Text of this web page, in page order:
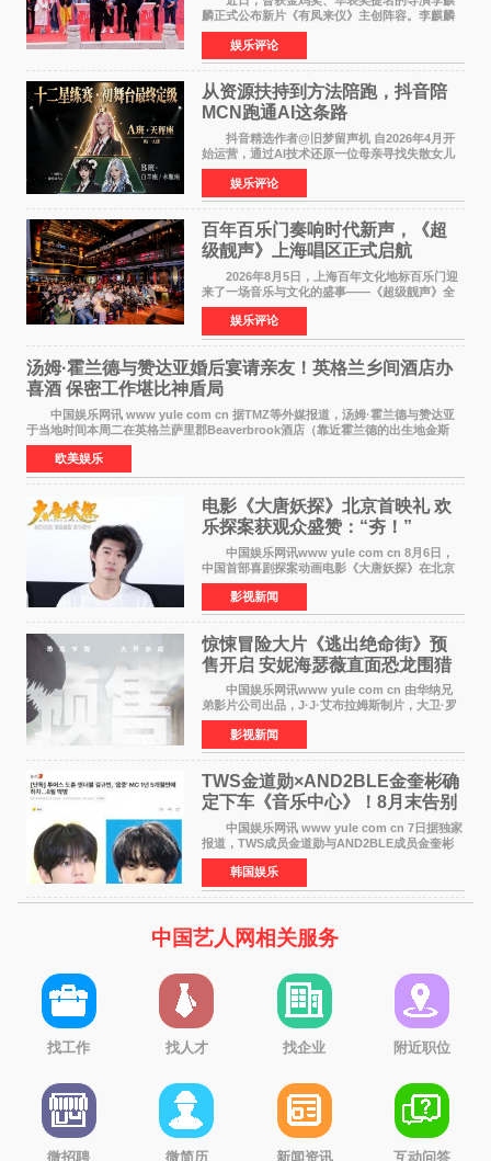
麟正式公布新片《有凤来仪》主创阵容。李麒麟
早年凭电影《华容道》获得金鸡奖、华表奖提
名，此后长期参与国内外电影制作，其担任制片
人参与的作品亦曾
娱乐评论
从资源扶持到方法陪跑，抖音陪
MCN跑通AI这条路
抖音精选作者@旧梦留声机 自2026年4月开
始运营，通过AI技术还原一位母亲寻找失散女儿
的故事，凭借强情感表达获得大量用户关注，发
布仅21小时便获得超1亿曝光、超1000万互动。
此后，账号持续沿
娱乐评论
百年百乐门奏响时代新声，《超
级靓声》上海唱区正式启航
2026年8月5日，上海百年文化地标百乐门迎
来了一场音乐与文化的盛事——《超级靓声》全
国励志音乐公益节目上海唱区新闻发布会暨启动
仪式在此隆重举行。各界领导、嘉宾与媒体朋友
齐聚一堂，共同
娱乐评论
汤姆·霍兰德与赞达亚婚后宴请亲友！英格兰乡间酒店办
喜酒 保密工作堪比神盾局
中国娱乐网讯 www yule com cn 据TMZ等外媒报道，汤姆·霍兰德与赞达亚
于当地时间本周二在英格兰萨里郡Beaverbrook酒店（靠近霍兰德的出生地金斯
顿）举办婚宴，邀请家人与朋友们喝喜酒，庆祝
欧美娱乐
电影《大唐妖探》北京首映礼 欢
乐探案获观众盛赞：“夯！”
中国娱乐网讯www yule com cn 8月6日，
中国首部喜剧探案动画电影《大唐妖探》在北京
举办电影首映礼。导演程腾、联合导演黄珉、总
制片人曹紫建、制片人李莹莹，配音导演张喆，
对白指导程寅，领
影视新闻
惊悚冒险大片《逃出绝命街》预
售开启 安妮海瑟薇直面恐龙围猎
中国娱乐网讯www yule com cn 由华纳兄
弟影片公司出品，J·J·艾布拉姆斯制片，大卫·罗
伯特·米切尔执导，好莱坞巨星安妮·海瑟薇和伊万
·麦克格雷格领衔主演的2026暑期惊悚冒险大片
《逃出绝
影视新闻
TWS金道勋×AND2BLE金奎彬确
定下车《音乐中心》！8月末告别
MC席位
中国娱乐网讯 www yule com cn 7日据独家
报道，TWS成员金道勋与AND2BLE成员金奎彬
将于8月离开《音乐中心》MC的位置。 金道
勋与金奎彬于去年3月与H2H A-NA一起被选为
《音乐中心》MC，约1
韩国娱乐
中国艺人网相关服务
找工作 找人才 找企业 附近职位
微招聘 微简历 新闻资讯 互动问答